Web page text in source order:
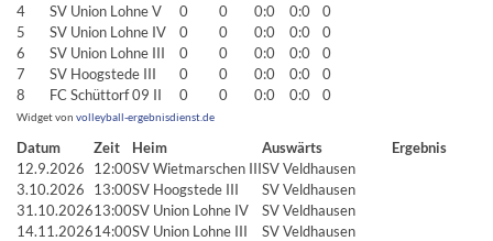
4
SV Union Lohne V 0 0 0:0 0:0
0
5
SV Union Lohne IV 0 0 0:0 0:0
0
6
SV Union Lohne III 0 0 0:0 0:0
0
7
SV Hoogstede III 0 0 0:0 0:0
0
8
FC Schüttorf 09 II 0 0 0:0 0:0 0
Widget von volleyball-ergebnisdienst.de
Datum Zeit Heim Auswärts
Ergebnis
12.9.2026
12:00SV Wietmarschen IIISV Veldhausen
3.10.2026
13:00SV Hoogstede III
SV Veldhausen
31.10.202613:00SV Union Lohne IV
SV Veldhausen
14.11.202614:00SV Union Lohne III
SV Veldhausen